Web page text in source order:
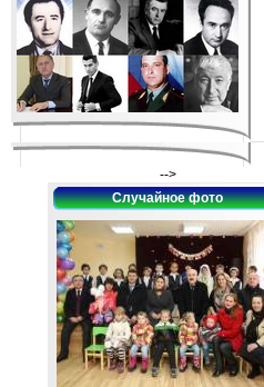
-->
Случайное фото